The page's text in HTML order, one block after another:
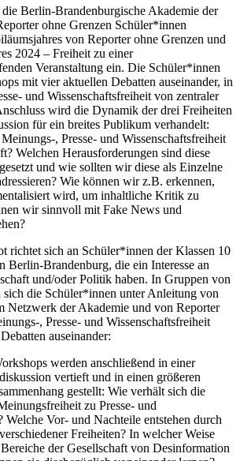
Berlin-Brandenburgische Akademie der
ohne Grenzen Schüler*innen
von Reporter ohne Grenzen und
2024 – Freiheit zu einer
Veranstaltung ein. Die Schüler*innen
mit vier aktuellen Debatten auseinander, in
und Wissenschaftsfreiheit von zentraler
wird die Dynamik der drei Freiheiten
für ein breites Publikum verhandelt:
, Presse- und Wissenschaftsfreiheit
Welchen Herausforderungen sind diese
und wie sollten wir diese als Einzelne
Wie können wir z.B. erkennen,
wird, um inhaltliche Kritik zu
wir sinnvoll mit Fake News und
richtet sich an Schüler*innen der Klassen 10
Berlin-Brandenburg, die ein Interesse an
und/oder Politik haben. In Gruppen von
sich die Schüler*innen unter Anleitung von
Netzwerk der Akademie und von Reporter
, Presse- und Wissenschaftsfreiheit
auseinander:
werden anschließend in einer
vertieft und in einen größeren
gestellt: Wie verhält sich die
zu Presse- und
Welche Vor- und Nachteile entstehen durch
Freiheiten? In welcher Weise
der Gesellschaft von Desinformation